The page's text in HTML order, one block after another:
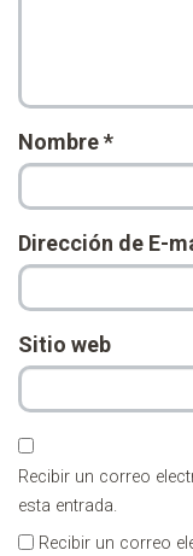
Nombre*
Dirección de E-
Sitio web
Recibir un correo
esta entrada.
Recibir un correo